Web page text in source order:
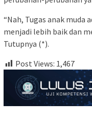
“Nah, Tugas anak muda
menjadi lebih baik dan
Tutupnya (*).
Post Views: 1,467